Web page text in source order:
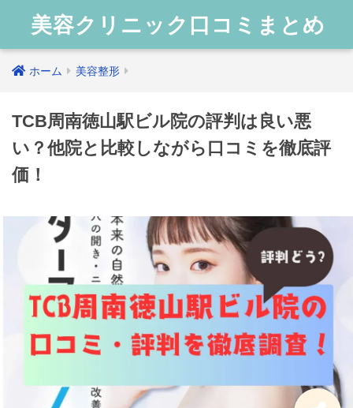
美容クリニック口コミまとめ
ホーム 美容整形
TCB周南徳山駅ビル院の評判は良い悪
い？他院と比較しながら口コミを徹底評
価！